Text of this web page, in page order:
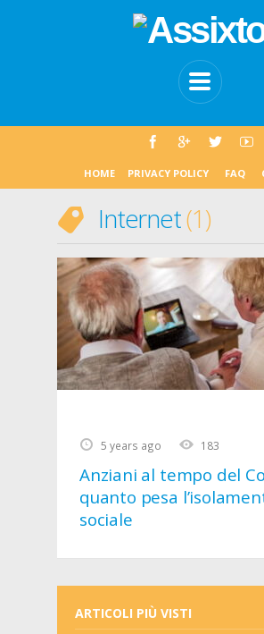
HOME PRIVACY POLICY FAQ
Internet 1
5 years ago 183
Anziani al tempo del
quanto pesa
sociale
ARTICOLI PIÙ VISTI